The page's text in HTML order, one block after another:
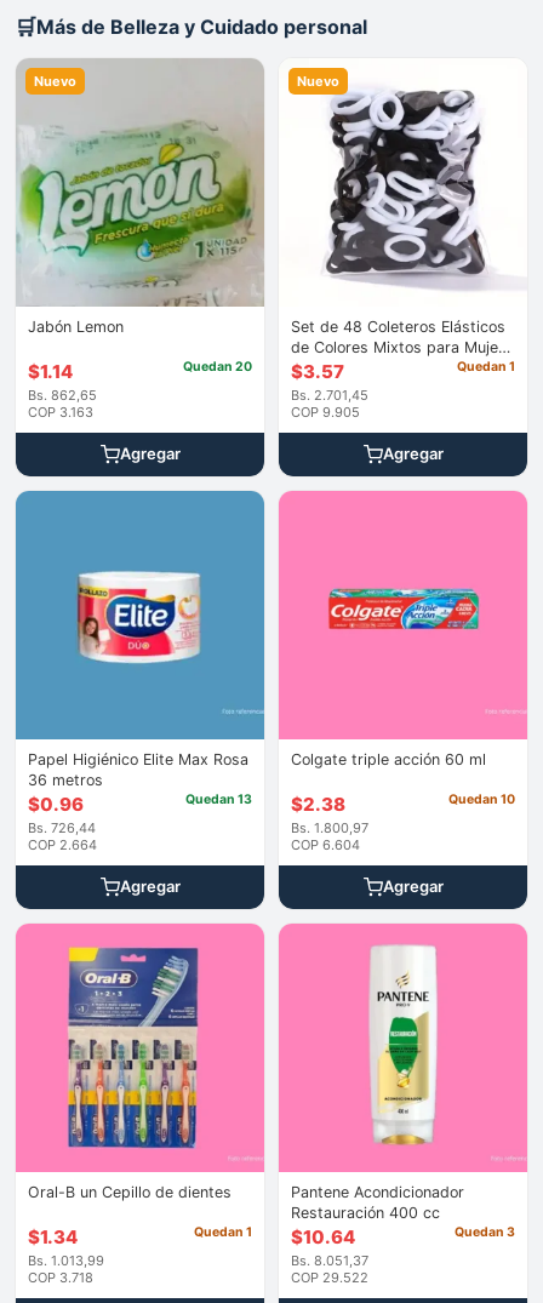
🛒Más de Belleza y Cuidado personal
Nuevo
Jabón Lemon
$1.14
Bs. 862,65
COP 3.163
Quedan 20
Agregar
Nuevo
Set de 48 Coleteros Elásticos
de Colores Mixtos para Mujer
– Ligas Suaves para Cabello y
Coletas
$3.57
Bs. 2.701,45
COP 9.905
Quedan 1
Agregar
Papel Higiénico Elite Max Rosa
36 metros
$0.96
Bs. 726,44
COP 2.664
Quedan 13
Agregar
Colgate triple acción 60 ml
$2.38
Bs. 1.800,97
COP 6.604
Quedan 10
Agregar
Oral-B un Cepillo de dientes
$1.34
Bs. 1.013,99
COP 3.718
Quedan 1
Pantene Acondicionador
Restauración 400 cc
$10.64
Bs. 8.051,37
COP 29.522
Quedan 3